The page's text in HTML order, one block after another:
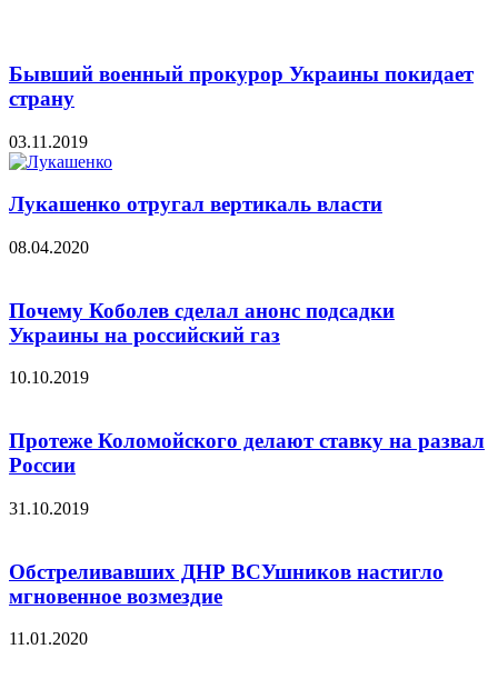
Бывший военный прокурор Украины покидает
страну
03.11.2019
Лукашенко отругал вертикаль власти
08.04.2020
Почему Коболев сделал анонс подсадки
Украины на российский газ
10.10.2019
Протеже Коломойского делают ставку на развал
России
31.10.2019
Обстреливавших ДНР ВСУшников настигло
мгновенное возмездие
11.01.2020